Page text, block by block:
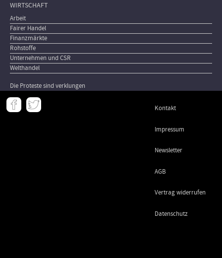
WIRTSCHAFT
Arbeit
Fairer Handel
Finanzmärkte
Rohstoffe
Unternehmen und CSR
Welthandel
Die Proteste sind verklungen
Meta
- Kontakt
Impressum
Newsletter
AGB
Vertrag widerrufen
Datenschutz